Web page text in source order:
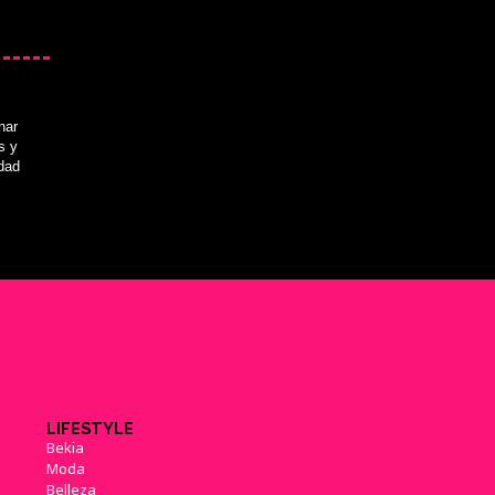
'The Legend Of Zelda' se pasea
y
LIFESTYLE
Bekia
Moda
Belleza